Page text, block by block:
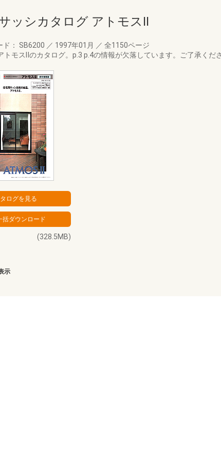
ッシカタログ アトモスⅡ
ド： SB6200 ／ 1997年01月 ／ 全1150ページ
トモスⅡのカタログ。p.3 p.4の情報が欠落しています。ご了承くださ
(328.5MB)
示